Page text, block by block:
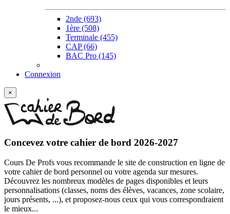
2nde (693)
1ère (508)
Terminale (455)
CAP(66)
BAC Pro (145)
Connexion
×
Concevez votre cahier de bord 2026-2027
Cours De Profs vous recommande le site de construction en ligne de
votre cahier de bord personnel ou votre agenda sur mesures.
Découvrez les nombreux modèles de pages disponibles et leurs
personnalisations (classes, noms des élèves, vacances, zone scolaire,
jours présents, ...), et proposez-nous ceux qui vous correspondraient
le mieux...